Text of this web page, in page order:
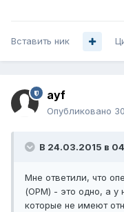
Вставить ник
ayf
Опубликовано
В 24.03.2015 в
Мне ответили, что
(ОРМ) - это одно, а у
которые не имеют